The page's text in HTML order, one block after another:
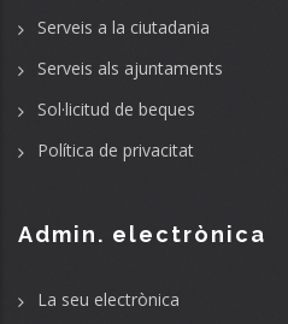
Serveis a la ciutadania
Serveis als ajuntaments
Sol·licitud de beques
Política de privacitat
Admin. electrònica
La seu electrònica